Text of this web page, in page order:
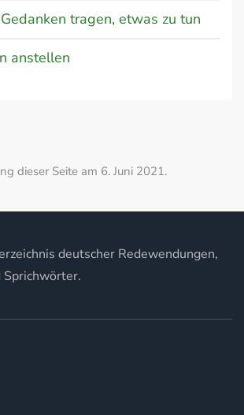
tragen, etwas zu tun
anstellen
dieser Seite am 6. Juni 2021.
deutscher Redewendungen,
Sprichwörter.